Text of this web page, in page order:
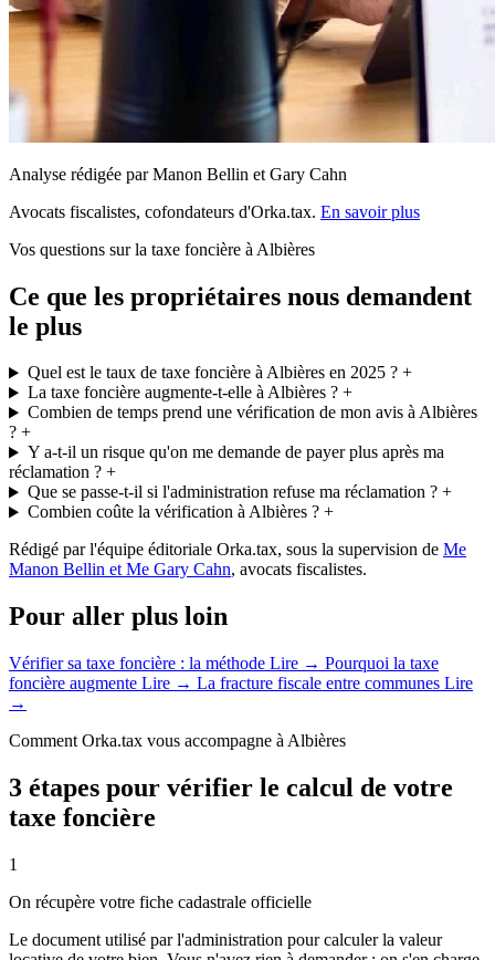
Analyse rédigée par Manon Bellin et Gary Cahn
Avocats fiscalistes, cofondateurs d'Orka.tax. En savoir plus
Vos questions sur la taxe foncière à Albières
Ce que les propriétaires nous demandent
le plus
Quel est le taux de taxe foncière à Albières en 2025 ?+
La taxe foncière augmente-t-elle à Albières ?+
Combien de temps prend une vérification de mon avis à Albières
? +
Y a-t-il un risque qu'on me demande de payer plus après ma
réclamation ? +
Que se passe-t-il si l'administration refuse ma réclamation ?+
Combien coûte la vérification à Albières ?+
Rédigé par l'équipe éditoriale Orka.tax, sous la supervision de Me
Manon Bellin et Me Gary Cahn, avocats fiscalistes.
Pour aller plus loin
Vérifier sa taxe foncière : la méthode Lire → Pourquoi la taxe
foncière augmente Lire → La fracture fiscale entre communes Lire
→
Comment Orka.tax vous accompagne à Albières
3 étapes pour vérifier le calcul de votre
taxe foncière
1
On récupère votre fiche cadastrale officielle
Le document utilisé par l'administration pour calculer la valeur